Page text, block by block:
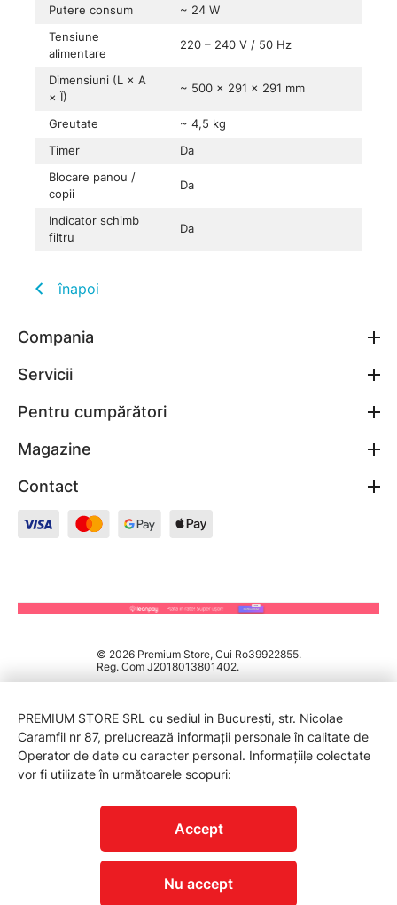
Putere consum
~ 24 W
Tensiune
alimentare
220 – 240 V / 50 Hz
Dimensiuni (L × A
× Î)
~ 500 × 291 × 291 mm
Greutate
~ 4,5 kg
Timer
Da
Blocare panou /
copii
Da
Indicator schimb
filtru
Da
înapoi
Compania
Servicii
Pentru cumpărători
Magazine
Contact
© 2026 Premium Store, Cui Ro39922855.
Reg. Com J2018013801402.
PREMIUM STORE SRL cu sediul in București, str. Nicolae
Caramfil nr 87, prelucrează informații personale în calitate de
Operator de date cu caracter personal. Informațiile colectate
vor fi utilizate în următoarele scopuri:
Accept
Nu accept